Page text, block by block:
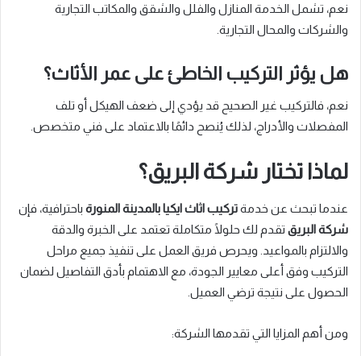
نعم، تشمل الخدمة المنازل والفلل والشقق والمكاتب التجارية
والشركات والمحال التجارية.
هل يؤثر التركيب الخاطئ على عمر الأثاث؟
نعم، فالتركيب غير الصحيح قد يؤدي إلى ضعف الهيكل أو تلف
المفصلات والأدراج، لذلك يُنصح دائمًا بالاعتماد على فني متخصص.
لماذا تختار شركة البريق؟
عندما تبحث عن خدمةتركيب اثاث ايكيا بالمدينة المنورة باحترافية، فإن
شركة البريق تقدم لك حلولًا متكاملة تعتمد على الخبرة والدقة
والالتزام بالمواعيد. ويحرص فريق العمل على تنفيذ جميع مراحل
التركيب وفق أعلى معايير الجودة، مع الاهتمام بأدق التفاصيل لضمان
الحصول على نتيجة ترضي العميل.
ومن أهم المزايا التي تقدمها الشركة: